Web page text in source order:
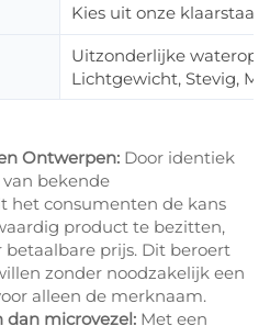
Kies uit onze
Uitzonderlijke
Lichtgewicht, Stevig,
Ontwerpen: Door identiek
bekende
het consumenten de kans
product te bezitten,
prijs. Dit beroert
zonder noodzakelijk een
alleen de merknaam.
microvezel: Met een